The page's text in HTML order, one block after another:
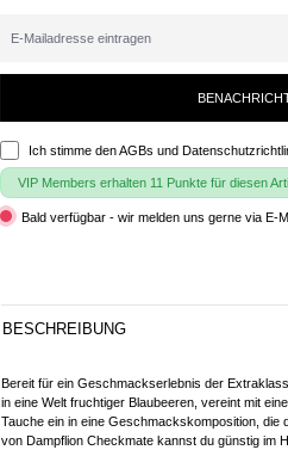
Ich stimme denAGBs und
VIP Members erhalten 11 Punkte für diesen
Bald verfügbar - wir melden uns gerne via E-
BESCHREIBUNG
Bereit für ein Geschmackserlebnis der
in eine Welt fruchtiger Blaubeeren, vereint mit
Tauche ein in eine Geschmackskomposition,
von Dampflion Checkmate kannst du günstig im